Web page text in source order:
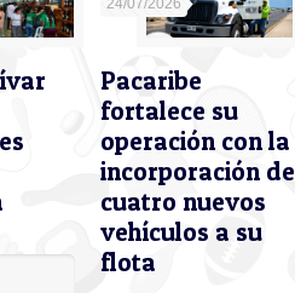
24/07/2026
Pacaribe
fortalece su
operación con la
incorporación de
cuatro nuevos
vehículos a su
flota